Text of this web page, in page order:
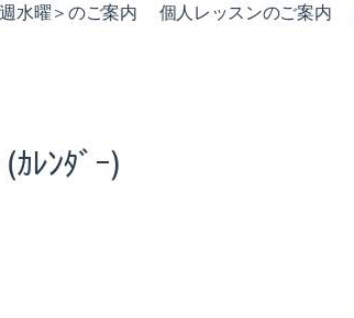
水曜＞のご案内 個人レッスンのご案内
ﾚﾝﾀﾞｰ)